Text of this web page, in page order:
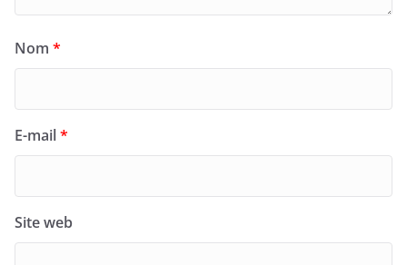
Nom *
E-mail*
Site web